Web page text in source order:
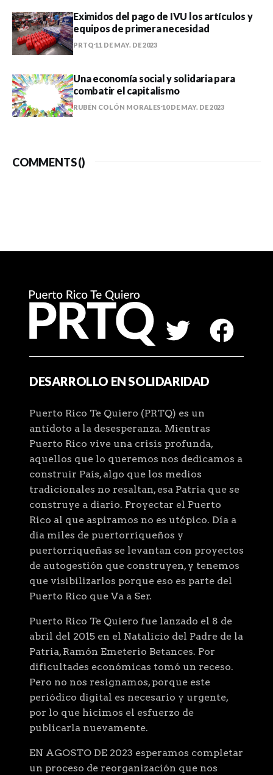
Eximidos del pago de IVU los artículos y
equipos de primera necesidad
PRTQ 11 DE MAY. DE 2023
Una economía social y solidaria para
combatir el capitalismo
RUBÉN COLÓN MORALES 10 DE MAY. DE 2023
COMMENTS ()
DESARROLLO EN SOLIDARIDAD
Puerto Rico Te Quiero (PRTQ) es un
antídoto a la desesperanza. Mientras
Puerto Rico vive una crisis profunda,
aquellos que lo queremos nos dedicamos a
construir País, algo que los medios
tradicionales no resaltan, esa Patria que se
construye a diario. Proyectar el Puerto
Rico al que aspiramos no es utópico. Día a
día miles de puertorriqueños y
puertorriqueñas se levantan con proyectos
de autogestión que construyen, y tenemos
que visibilizarlos porque eso es parte del
Puerto Rico que Va a Ser.
Puerto Rico Te Quiero fue lanzado el 8 de
abril del 2015 en el Natalicio del Padre de la
Patria, Ramón Emeterio Betances. Por
dificultades económicas tomó un receso.
Pero no nos resignamos, porque este
periódico digital es necesario y urgente,
por lo que hicimos el esfuerzo de
publicarla nuevamente.
EN AGOSTO DE 2023 esperamos completar
un proceso de reorganización que nos